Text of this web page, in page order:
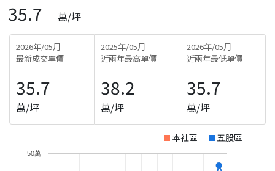
35.7 萬/坪
2026年/05月
最新成交單價
35.7
萬/坪
2025年/05月
近兩年最高單價
38.2
萬/坪
2026年/05月
近兩年最低單價
35.7
萬/坪
本社區 五股區
50萬